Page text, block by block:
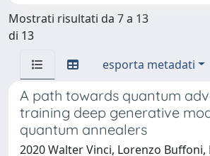
Mostrati risultati da 7 a 13
di 13
esporta metadati
A path towards quantum
training deep generative
quantum annealers
2020 Walter Vinci, Lorenzo Buffoni,